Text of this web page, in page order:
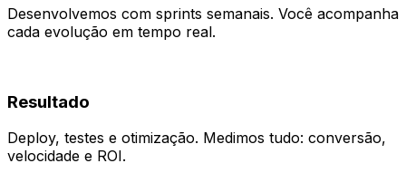
Desenvolvemos com sprints semanais. Você acompanha
cada evolução em tempo real.
Resultado
Deploy, testes e otimização. Medimos tudo: conversão,
velocidade e ROI.